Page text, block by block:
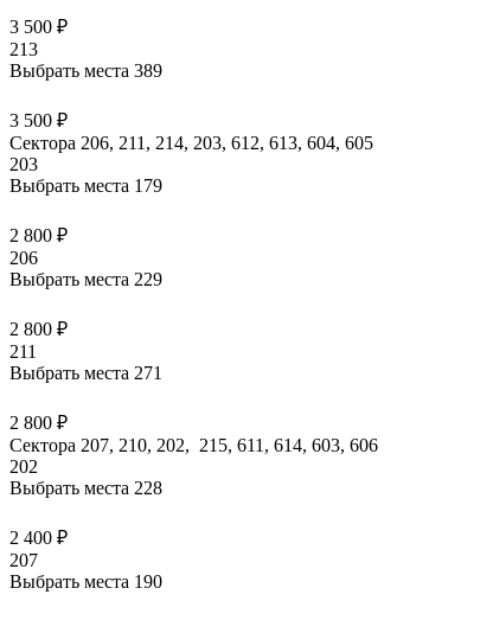
3 500 ₽
213
Выбрать места 389
3 500 ₽
Сектора 206, 211, 214, 203, 612, 613, 604, 605
203
Выбрать места 179
2 800 ₽
206
Выбрать места 229
2 800 ₽
211
Выбрать места 271
2 800 ₽
Сектора 207, 210, 202, 215, 611, 614, 603, 606
202
Выбрать места 228
2 400 ₽
207
Выбрать места 190